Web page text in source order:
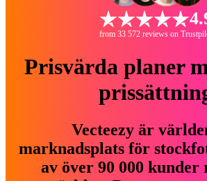
from 33 572 reviews on
Prisvärda planer
Vecteezy är
marknadsplats för
av över 90 000 kunder